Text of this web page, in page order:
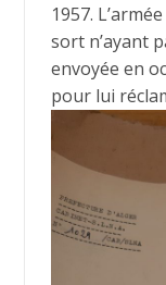
1957.
sort n’ayant
envoyée en
pour lui